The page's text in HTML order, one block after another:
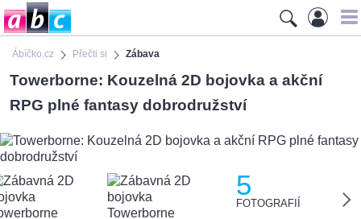
Ábíčko.cz Přečti si Zábava
Towerborne: Kouzelná 2D bojovka a akční
RPG plné fantasy dobrodružství
5
FOTOGRAFIÍ